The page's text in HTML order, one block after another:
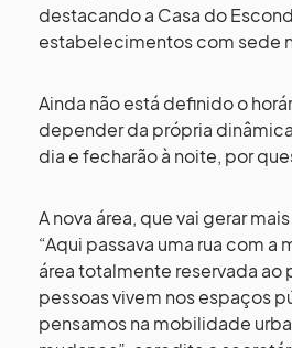
destacando a Casa do
estabelecimentos com sede
Ainda não está definido o
depender da própria
dia e fecharão à noite, por
A nova área, que vai gerar
“Aqui passava uma rua com
área totalmente reservada
pessoas vivem nos espaços
pensamos na mobilidade